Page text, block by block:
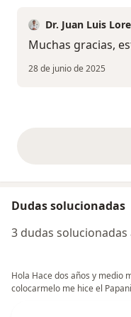
Dr. Juan Luis
Muchas gracias,
28 de junio de 2025
Dudas solucionadas
3 dudas
Hola Hace dos años y medio
colocarmelo me hice el Papani